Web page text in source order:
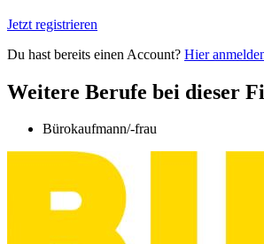
Jetzt registrieren
Du hast bereits einen Account? Hier
Weitere Berufe bei dieser
Bürokaufmann/-frau